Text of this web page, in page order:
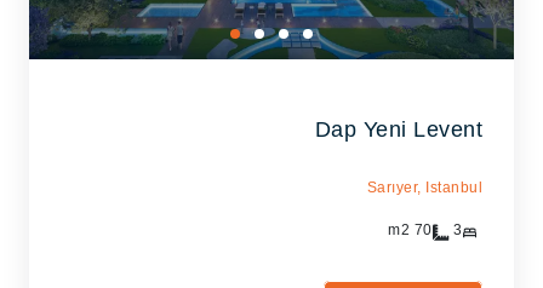
Dap Yeni Levent
Sarıyer, Istanbul
3
70